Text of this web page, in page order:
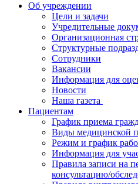
Об учреждении
Цели и задачи
Учредительные
Организационная
Структурные
Сотрудники
Вакансии
Информация для
Новости
​​Наша газета
Пациентам
График приема
Виды медицинской
Режим и график
Информация для
Правила записи на
консультацию/